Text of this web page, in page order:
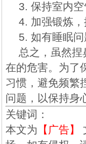
3. 保持室内
4. 加强锻炼，
5. 如有睡眠
总之，虽然
在的危害。为了
习惯，避免频繁
问题，以保持身
关键词：
本文为 【广告】